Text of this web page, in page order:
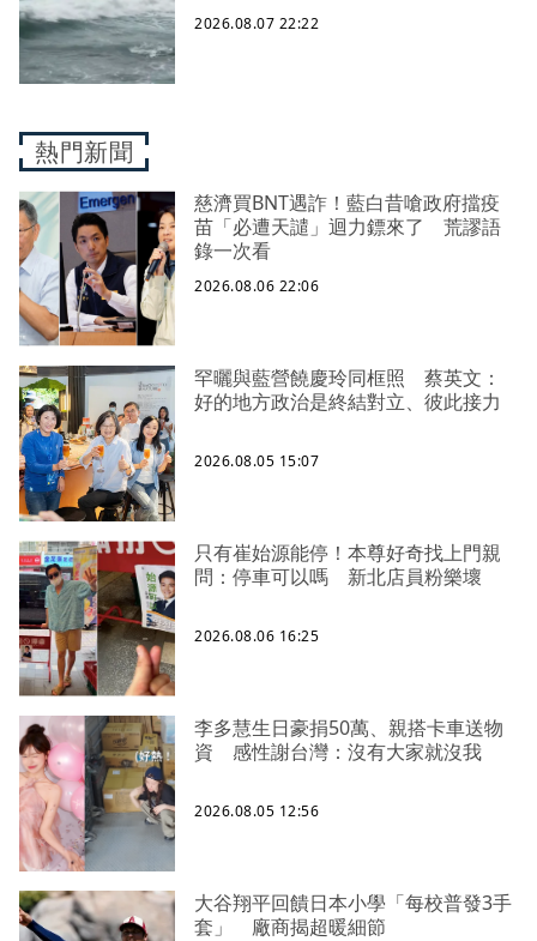
2026.08.07 22:22
熱門新聞
慈濟買BNT遇詐！藍白昔嗆政府擋疫
苗「必遭天譴」迴力鏢來了 荒謬語
錄一次看
2026.08.06 22:06
罕曬與藍營饒慶玲同框照 蔡英文：
好的地方政治是終結對立、彼此接力
2026.08.05 15:07
只有崔始源能停！本尊好奇找上門親
問：停車可以嗎 新北店員粉樂壞
2026.08.06 16:25
李多慧生日豪捐50萬、親搭卡車送物
資 感性謝台灣：沒有大家就沒我
2026.08.05 12:56
大谷翔平回饋日本小學「每校普發3手
套」 廠商揭超暖細節